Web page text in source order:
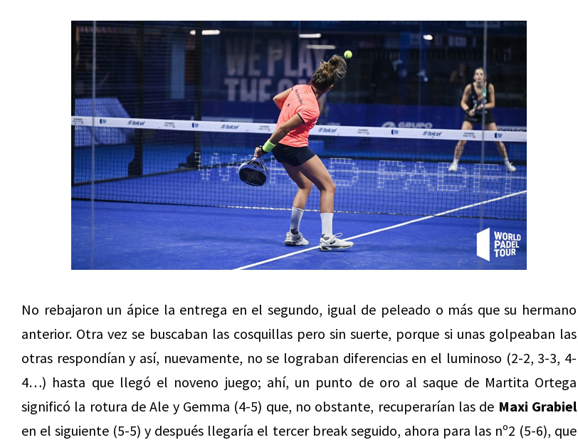
No rebajaron un ápice la entrega en el segundo, igual de peleado o más que su hermano
anterior. Otra vez se buscaban las cosquillas pero sin suerte, porque si unas golpeaban las
otras respondían y así, nuevamente, no se lograban diferencias en el luminoso (2-2, 3-3, 4-
4…) hasta que llegó el noveno juego; ahí, un punto de oro al saque de Martita Ortega
significó la rotura de Ale y Gemma (4-5) que, no obstante, recuperarían las de Maxi Grabiel
en el siguiente (5-5) y después llegaría el tercer break seguido, ahora para las nº2 (5-6), que